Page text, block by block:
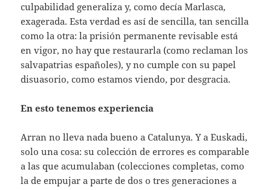
culpabilidad generaliza y, como decía Marlasca,
exagerada. Esta verdad es así de sencilla, tan sencilla
como la otra: la prisión permanente revisable está
en vigor, no hay que restaurarla (como reclaman los
salvapatrias españoles), y no cumple con su papel
disuasorio, como estamos viendo, por desgracia.
En esto tenemos experiencia
Arran no lleva nada bueno a Catalunya. Y a Euskadi,
solo una cosa: su colección de errores es comparable
a las que acumulaban (colecciones completas, como
la de empujar a parte de dos o tres generaciones a